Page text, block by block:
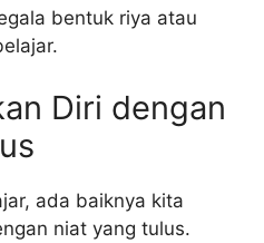
bentuk riya atau
Diri dengan
ada baiknya kita
niat yang tulus.